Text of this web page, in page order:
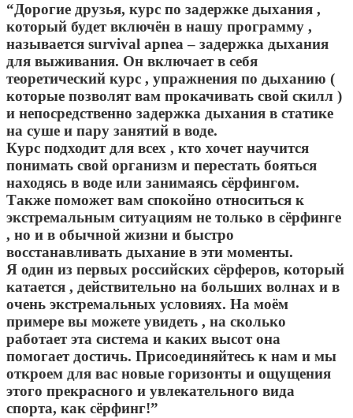
“Дорогие друзья, курс по задержке дыхания ,
который будет включён в нашу программу ,
называется survival apnea – задержка дыхания
для выживания. Он включает в себя
теоретический курс , упражнения по дыханию (
которые позволят вам прокачивать свой скилл )
и непосредственно задержка дыхания в статике
на суше и пару занятий в воде.
Курс подходит для всех , кто хочет научится
понимать свой организм и перестать бояться
находясь в воде или занимаясь сёрфингом.
Также поможет вам спокойно относиться к
экстремальным ситуациям не только в сёрфинге
, но и в обычной жизни и быстро
восстанавливать дыхание в эти моменты.
Я один из первых российских сёрферов, который
катается , действительно на больших волнах и в
очень экстремальных условиях. На моём
примере вы можете увидеть , на сколько
работает эта система и каких высот она
помогает достичь. Присоединяйтесь к нам и мы
откроем для вас новые горизонты и ощущения
этого прекрасного и увлекательного вида
спорта, как сёрфинг!”